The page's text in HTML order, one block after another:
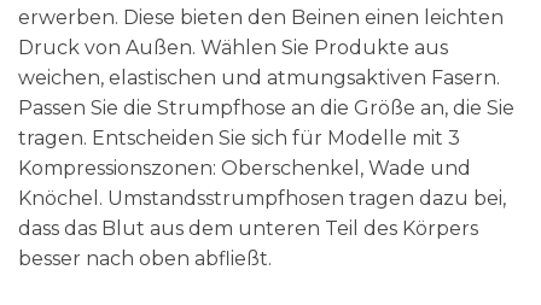
erwerben. Diese bieten den Beinen einen leichten
Druck von Außen. Wählen Sie Produkte aus
weichen, elastischen und atmungsaktiven Fasern.
Passen Sie die Strumpfhose an die Größe an, die Sie
tragen. Entscheiden Sie sich für Modelle mit 3
Kompressionszonen: Oberschenkel, Wade und
Knöchel. Umstandsstrumpfhosen tragen dazu bei,
dass das Blut aus dem unteren Teil des Körpers
besser nach oben abfließt.